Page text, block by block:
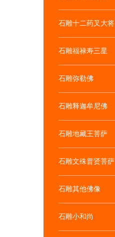
石雕十二药叉大将
石雕福禄寿三星
石雕弥勒佛
石雕释迦牟尼佛
石雕地藏王菩萨
石雕文殊普贤菩萨
石雕其他佛像
石雕小和尚